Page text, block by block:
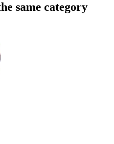
same category